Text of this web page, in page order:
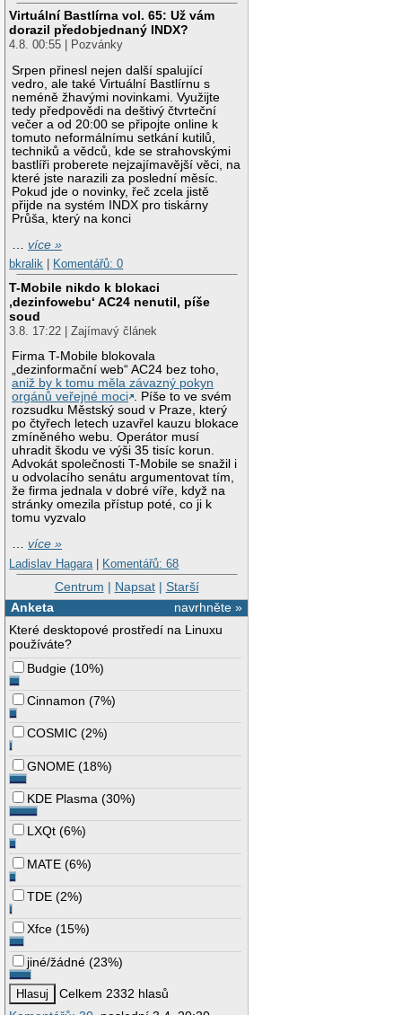
Virtuální Bastlírna vol. 65: Už vám
dorazil předobjednaný INDX?
4.8. 00:55 | Pozvánky
Srpen přinesl nejen další spalující
vedro, ale také Virtuální Bastlírnu s
neméně žhavými novinkami. Využijte
tedy předpovědi na deštivý čtvrteční
večer a od 20:00 se připojte online k
tomuto neformálnímu setkání kutilů,
techniků a vědců, kde se strahovskými
bastlíři proberete nejzajímavější věci, na
které jste narazili za poslední měsíc.
Pokud jde o novinky, řeč zcela jistě
přijde na systém INDX pro tiskárny
Průša, který na konci
…více »
bkralik
Komentářů: 0
T-Mobile nikdo k blokaci
‚dezinfowebu‘ AC24 nenutil, píše
soud
3.8. 17:22 | Zajímavý článek
Firma T-Mobile blokovala
„dezinformační web“ AC24 bez toho,
aniž by k tomu měla závazný pokyn
orgánů veřejné moci . Píše to ve svém
rozsudku Městský soud v Praze, který
po čtyřech letech uzavřel kauzu blokace
zmíněného webu. Operátor musí
uhradit škodu ve výši 35 tisíc korun.
Advokát společnosti T-Mobile se snažil i
u odvolacího senátu argumentovat tím,
že firma jednala v dobré víře, když na
stránky omezila přístup poté, co ji k
tomu vyzvalo
…více »
Ladislav Hagara | Komentářů: 68
Centrum | Napsat| Starší
navrhněte »
Anketa
Které desktopové prostředí na Linuxu
používáte?
Budgie (10%)
Cinnamon (7%)
COSMIC (2%)
GNOME (18%)
KDE Plasma (30%)
LXQt (6%)
MATE (6%)
TDE (2%)
Xfce (15%)
jiné/žádné (23%)
Celkem 2332 hlasů